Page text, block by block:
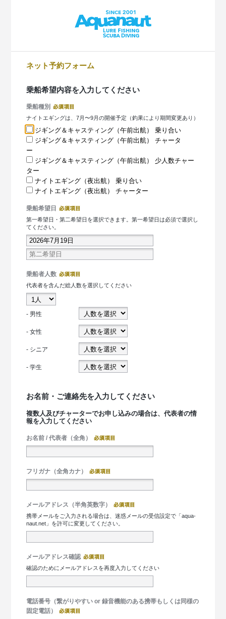
ネット予約フォーム
乗船希望内容を入力してください
乗船種別
ナイトエギングは、7月〜9月の開催予定（釣果により期間変更あり）
ジギング＆キャスティング（午前出航） 乗り合い
ジギング＆キャスティング（午前出航） チャータ
ー
ジギング＆キャスティング（午前出航） 少人数チャー
ター
ナイトエギング（夜出航） 乗り合い
ナイトエギング（夜出航） チャーター
乗船希望日
第一希望日・第二希望日を選択できます。第一希望日は必須で選択し
てください。
乗船者人数
代表者を含んだ総人数を選択してください
- 男性
- 女性
- シニア
- 学生
お名前・ご連絡先を入力してください
複数人及びチャーターでお申し込みの場合は、代表者の情
報を入力してください
お名前 / 代表者（全角）
フリガナ（全角カナ）
メールアドレス（半角英数字）
携帯メールをご入力される場合は、迷惑メールの受信設定で「aqua-
naut.net」を許可に変更してください。
メールアドレス確認
確認のためにメールアドレスを再度入力してください
電話番号（繋がりやすい or 録音機能のある携帯もしくは同様の
固定電話）